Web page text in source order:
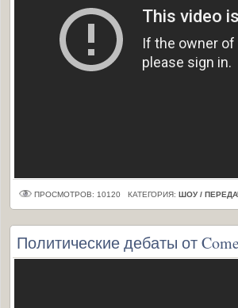
ПРОСМОТРОВ: 10120 КАТЕГОРИЯ: ШОУ /
Политические дебаты от